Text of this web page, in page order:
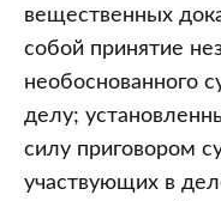
вещественных
собой принятие
необоснованного
делу;
силу приговором
участвующих в